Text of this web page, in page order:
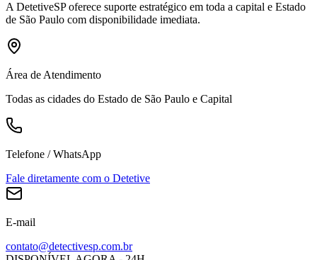
A DetetiveSPoferece suporte estratégico em toda a capital e Estado
de São Paulo com disponibilidade imediata.
Área de Atendimento
Todas as cidades do Estado de São Paulo e Capital
Telefone / WhatsApp
Fale diretamente com o Detetive
E-mail
contato@detectivesp.com.br